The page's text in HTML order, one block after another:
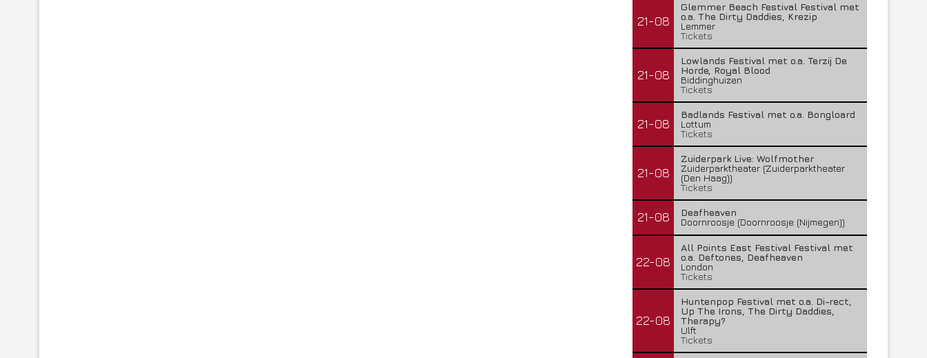
21-08
Glemmer Beach Festival Festival met
o.a. The Dirty Daddies, Krezip
Lemmer
Tickets
21-08
Lowlands Festival met o.a. Terzij De
Horde, Royal Blood
Biddinghuizen
Tickets
21-08
Badlands Festival met o.a. Bongloard
Lottum
Tickets
21-08
Zuiderpark Live: Wolfmother
Zuiderparktheater (Zuiderparktheater
(Den Haag))
Tickets
21-08
Deafheaven
Doornroosje (Doornroosje (Nijmegen))
22-08
All Points East Festival Festival met
o.a. Deftones, Deafheaven
London
Tickets
22-08
Huntenpop Festival met o.a. Di-rect,
Up The Irons, The Dirty Daddies,
Therapy?
Ulft
Tickets